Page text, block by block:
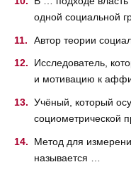
одной социальной
Автор теории
Исследователь,
и мотивацию к
Учёный, который
социометрической
Метод для
называется …